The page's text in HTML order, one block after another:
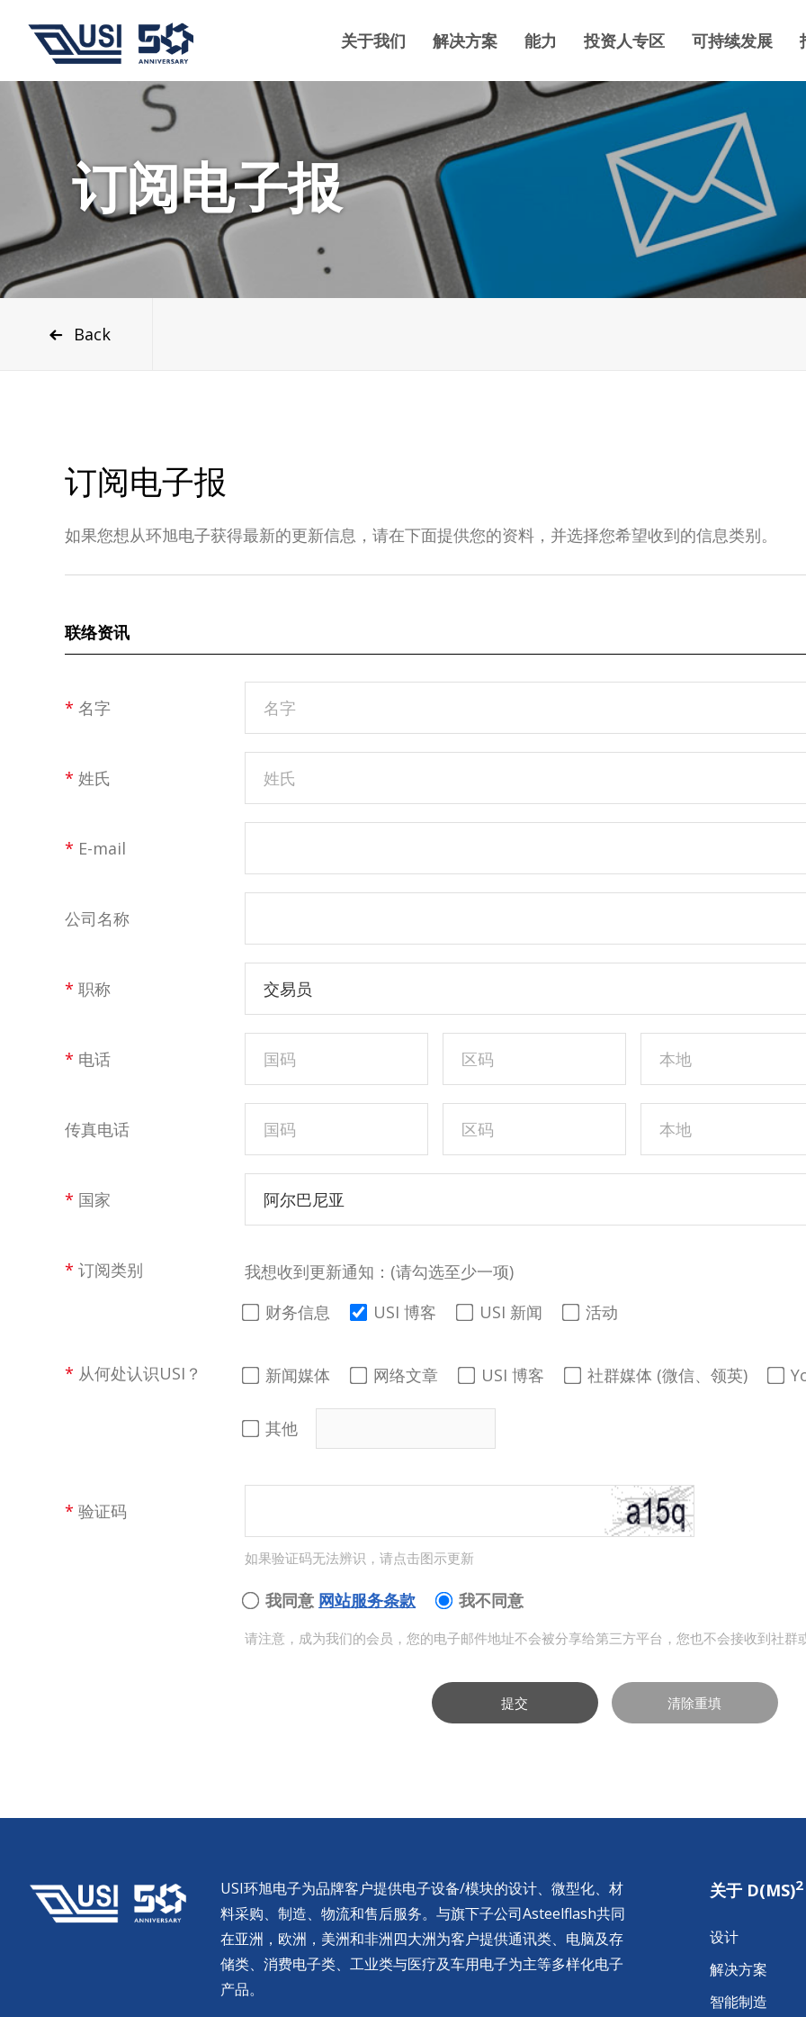
关于我们 解决方案 能力 投资人专区 可持续发展
订阅电子报
Back
订阅电子报
如果您想从环旭电子获得最新的更新信息，请在下面提供您的资料，并选择您希望收到的信息类别。
联络资讯
* 名字
* 姓氏
* E-mail
公司名称
* 职称 交易员
* 电话
传真电话
* 国家 阿尔巴尼亚
* 订阅类别
我想收到更新通知：(请勾选至少一项)
财务信息
USI 博客 USI 新闻 活动
* 从何处认识USI？ 新闻媒体 网络文章 USI 博客 社群媒体 (微信、领英)
其他
* 验证码
如果验证码无法辨识，请点击图示更新
我同意 网站服务条款 我不同意
请注意，成为我们的会员，您的电子邮件地址不会被分享给第三方平台，您也不会接收到社群
提交 清除重填
USI环旭电子为品牌客户提供电子设备/模块的设计、微型化、材
料采购、制造、物流和售后服务。与旗下子公司Asteelflash共同
在亚洲，欧洲，美洲和非洲四大洲为客户提供通讯类、电脑及存
储类、消费电子类、工业类与医疗及车用电子为主等多样化电子
产品。
关于 D(MS)2
设计
解决方案
智能制造